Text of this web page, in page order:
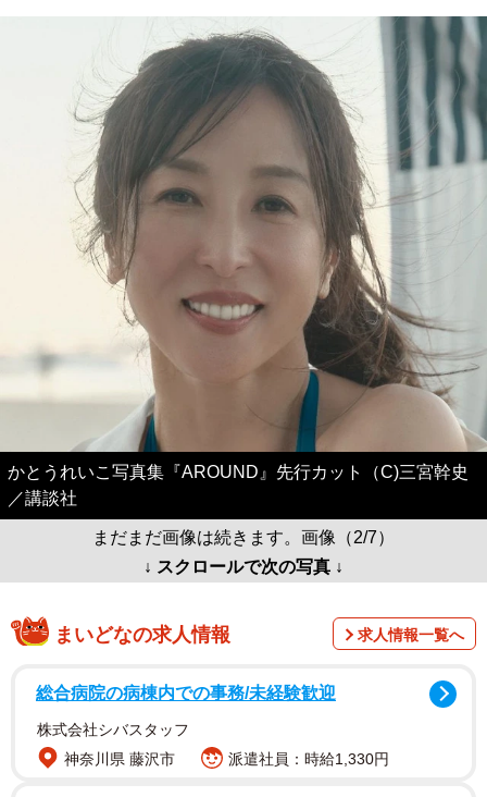
かとうれいこ写真集『AROUND』先行カット（C)三宮幹史
／講談社
まだまだ画像は続きます。画像（2/7）
↓ スクロールで次の写真 ↓
まいどなの求人情報 求人情報一覧へ
総合病院の病棟内での事務/未経験歓迎
株式会社シバスタッフ
神奈川県 藤沢市
派遣社員：時給1,330円